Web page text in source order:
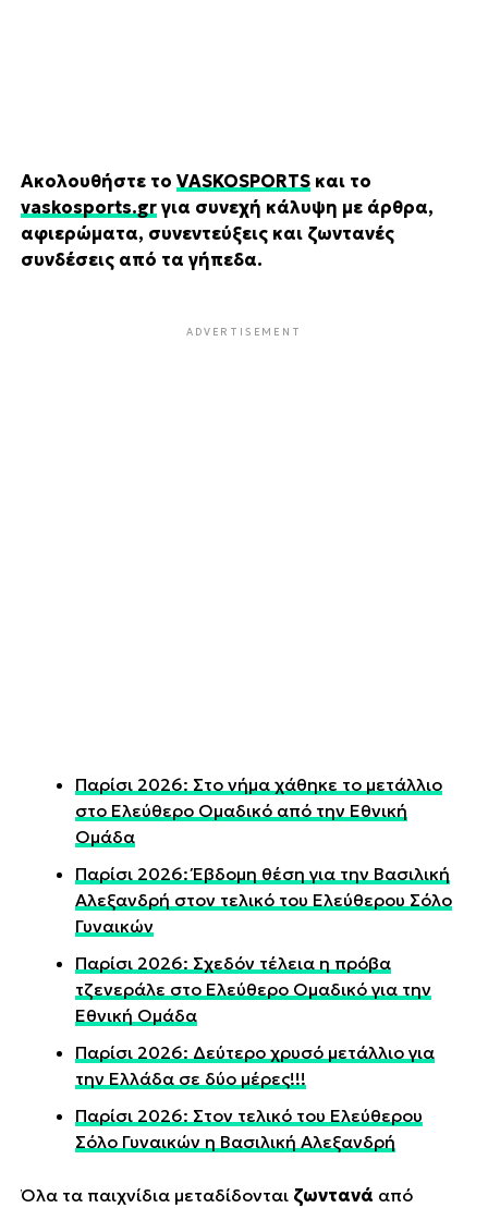
Ακολουθήστε το VASKOSPORTSκαι το
vaskosports.grγια συνεχή κάλυψη με άρθρα,
αφιερώματα, συνεντεύξεις και ζωντανές
συνδέσεις από τα γήπεδα.
ADVERTISEMENT
Παρίσι 2026: Στο νήμα χάθηκε το μετάλλιο
στο Ελεύθερο Ομαδικό από την Εθνική
Ομάδα
Παρίσι 2026: Έβδομη θέση για την Βασιλική
Αλεξανδρή στον τελικό του Ελεύθερου Σόλο
Γυναικών
Παρίσι 2026: Σχεδόν τέλεια η πρόβα
τζενεράλε στο Ελεύθερο Ομαδικό για την
Εθνική Ομάδα
Παρίσι 2026: Δεύτερο χρυσό μετάλλιο για
την Ελλάδα σε δύο μέρες!!!
Παρίσι 2026: Στον τελικό του Ελεύθερου
Σόλο Γυναικών η Βασιλική Αλεξανδρή
Όλα τα παιχνίδια μεταδίδονται ζωντανά από